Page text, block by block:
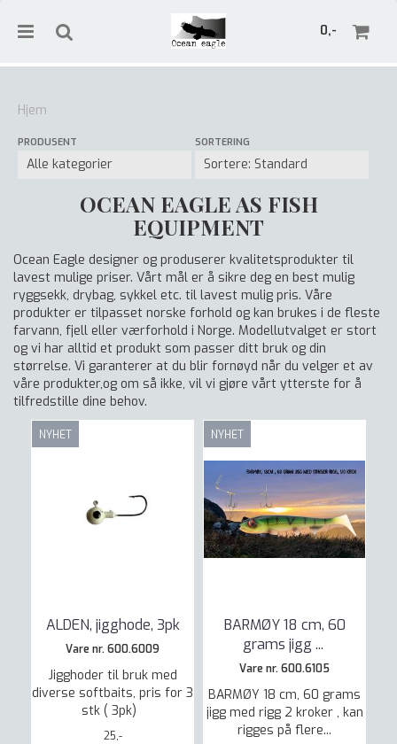
0,-
Hjem
PRODUSENT SORTERING
OCEAN EAGLE AS FISH
EQUIPMENT
Ocean Eagle designer og produserer kvalitetsprodukter til
lavest mulige priser. Vårt mål er å sikre deg en best mulig
ryggsekk, drybag, sykkel etc. til lavest mulig pris. Våre
produkter er tilpasset norske forhold og kan brukes i de fleste
farvann, fjell eller værforhold i Norge. Modellutvalget er stort
og vi har alltid et produkt som passer ditt bruk og din
størrelse. Vi garanterer at du blir fornøyd når du velger et av
våre produkter,og om så ikke, vil vi gjøre vårt ytterste for å
tilfredstille dine behov.
NYHET
ALDEN, jigghode, 3pk
Vare nr. 600.6009
Jigghoder til bruk med
diverse softbaits, pris for 3
stk ( 3pk)
25,-
NYHET
BARMØY 18 cm, 60
grams jigg ...
Vare nr. 600.6105
BARMØY 18 cm, 60 grams
jigg med rigg 2 kroker , kan
rigges på flere...